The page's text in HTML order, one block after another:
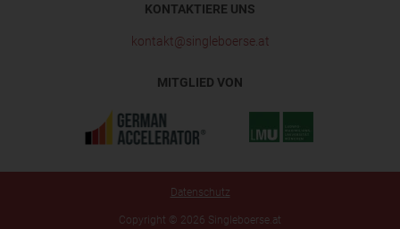
KONTAKTIERE UNS
kontakt@singleboerse.at
MITGLIED VON
Copyright © 2026 Singleboerse.at
Datenschutz